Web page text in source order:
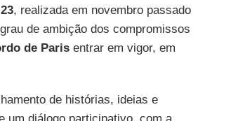
, realizada em novembro passado
de ambição dos compromissos
de Parisentrar em vigor, em
de histórias, ideias e